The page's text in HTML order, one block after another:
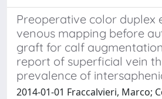
Preoperative color duplex
venous mapping before
graft for calf
report of superficial vein
prevalence of
2014-01-01 Fraccalvieri, Marco;